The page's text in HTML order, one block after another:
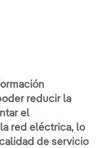
reducir la
el
red eléctrica, lo
de servicio